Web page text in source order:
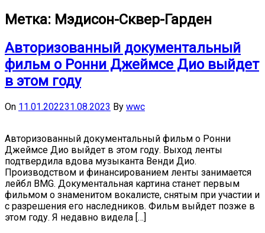
Метка: Мэдисон-Сквер-Гарден
Авторизованный документальный
фильм о Ронни Джеймсе Дио выйдет
в этом году
On 11.01.202231.08.2023 By wwc
Авторизованный документальный фильм о Ронни
Джеймсе Дио выйдет в этом году. Выход ленты
подтвердила вдова музыканта Венди Дио.
Производством и финансированием ленты занимается
лейбл BMG. Документальная картина станет первым
фильмом о знаменитом вокалисте, снятым при участии и
с разрешения его наследников. Фильм выйдет позже в
этом году. Я недавно видела […]